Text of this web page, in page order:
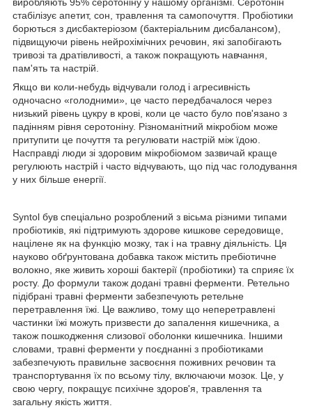
стабілізує апетит, сон, травлення та самопочуття. Пробіотики
борються з дисбактеріозом (бактеріальним дисбалансом),
підвищуючи рівень нейрохімічних речовин, які запобігають
тривозі та дратівливості, а також покращують навчання,
пам'ять та настрій.
Якщо ви коли-небудь відчували голод і агресивність
одночасно «голодними», це часто передбачалося через
низький рівень цукру в крові, коли це часто було пов'язано з
падінням рівня серотоніну. Різноманітний мікробіом може
притупити це почуття та регулювати настрій між їдою.
Насправді люди зі здоровим мікробіомом зазвичай краще
регулюють настрій і часто відчувають, що під час голодування
у них більше енергії.
Syntol був спеціально розроблений з вісьма різними типами
пробіотиків, які підтримують здорове кишкове середовище,
націлене як на функцію мозку, так і на травну діяльність. Ця
науково обґрунтована добавка також містить пребіотичне
волокно, яке живить хороші бактерії (пробіотики) та сприяє їх
росту. До формули також додані травні ферменти. Ретельно
підібрані травні ферменти забезпечують ретельне
перетравлення їжі. Це важливо, тому що неперетравлені
частинки їжі можуть призвести до запалення кишечника, а
також пошкодження слизової оболонки кишечника. Іншими
словами, травні ферменти у поєднанні з пробіотиками
забезпечують правильне засвоєння поживних речовин та
транспортування їх по всьому тілу, включаючи мозок. Це, у
свою чергу, покращує психічне здоров'я, травлення та
загальну якість життя.